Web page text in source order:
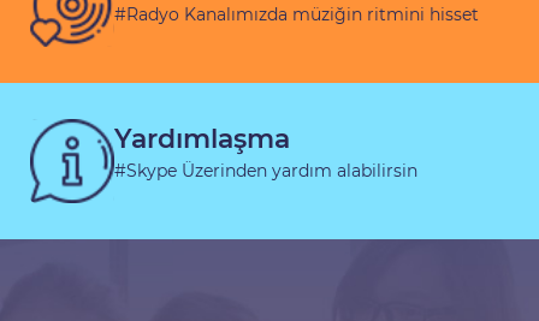
#Radyo Kanalımızda müziğin ritmini hisset
Yardımlaşma
#Skype Üzerinden yardım alabilirsin